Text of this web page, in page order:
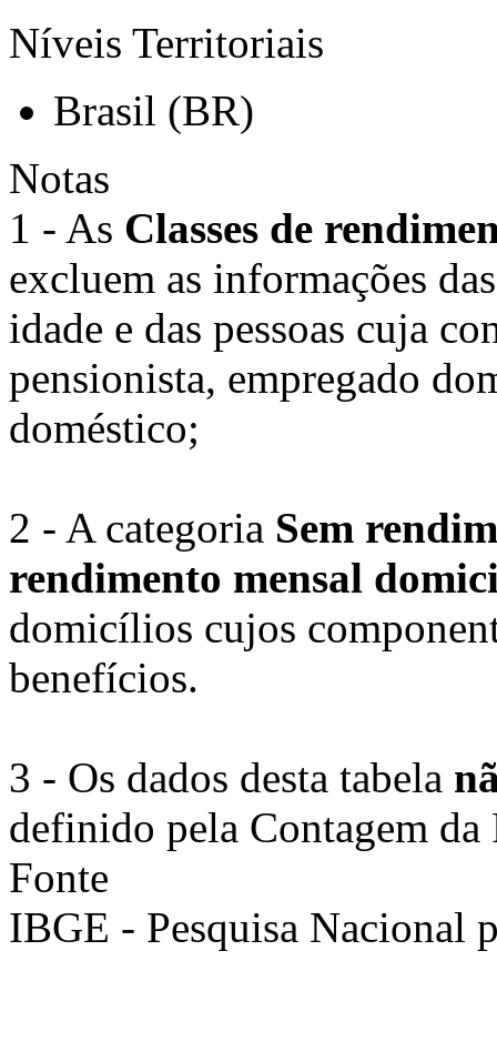
Níveis Territoriais
Brasil (BR)
Notas
1 - As Classes de
excluem as informações
idade e das pessoas cuja
pensionista, empregado
doméstico;
2 - A categoria Sem
rendimento mensal
domicílios cujos
benefícios.
3 - Os dados desta tabela
definido pela Contagem da
Fonte
IBGE - Pesquisa Nacional